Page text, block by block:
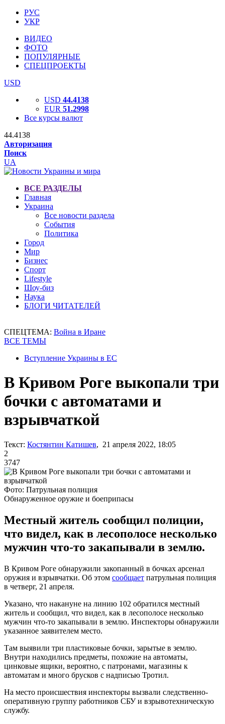
РУС
УКР
ВИДЕО
ФОТО
ПОПУЛЯРНЫЕ
СПЕЦПРОЕКТЫ
USD
USD 44.4138
EUR 51.2998
Все курсы валют
44.4138
Авторизация
Поиск
UA
ВСЕ РАЗДЕЛЫ
Главная
Украина
Все новости раздела
События
Политика
Город
Мир
Бизнес
Спорт
Lifestyle
Шоу-биз
Наука
БЛОГИ ЧИТАТЕЛЕЙ
СПЕЦТЕМА: Война в Иране
ВСЕ ТЕМЫ
Вступление Украины в ЕС
В Кривом Роге выкопали три
бочки с автоматами и
взрывчаткой
Текст: Костянтин Катишев, 21 апреля 2022, 18:05
2
3747
Фото: Патрульная полиция
Обнаруженное оружие и боеприпасы
Местный житель сообщил полиции,
что видел, как в лесополосе несколько
мужчин что-то закапывали в землю.
В Кривом Роге обнаружили закопанный в бочках арсенал
оружия и взрывчатки. Об этом сообщает патрульная полиция
в четверг, 21 апреля.
Указано, что накануне на линию 102 обратился местный
житель и сообщил, что видел, как в лесополосе несколько
мужчин что-то закапывали в землю. Инспекторы обнаружили
указанное заявителем место.
Там выявили три пластиковые бочки, зарытые в землю.
Внутри находились предметы, похожие на автоматы,
цинковые ящики, вероятно, с патронами, магазины к
автоматам и много брусков с надписью Тротил.
На место происшествия инспекторы вызвали следственно-
оперативную группу работников СБУ и взрывотехническую
службу.